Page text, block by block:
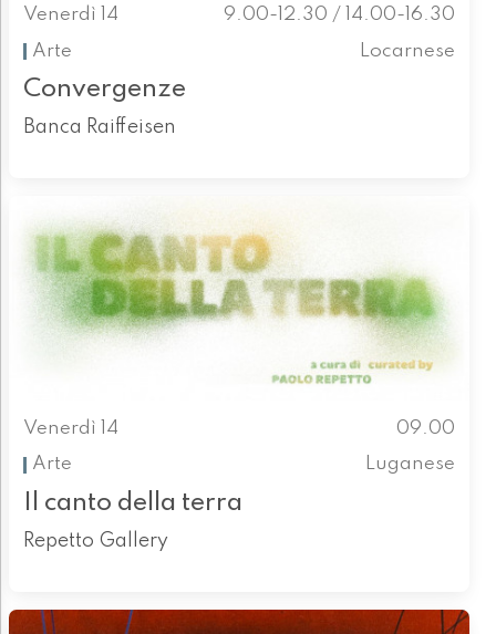
Venerdì 14
9.00-12.30 / 14.00-16.30
Arte
Locarnese
Convergenze
Banca Raiffeisen
Venerdì 14
09.00
Arte
Luganese
Il canto della terra
Repetto Gallery